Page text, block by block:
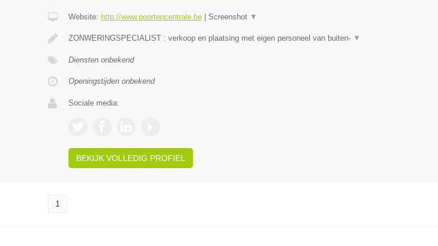
Website: http://www.poortencentrale.be| Screenshot ▼
ZONWERINGSPECIALIST : verkoop en plaatsing met eigen personeel van buiten- ▼
Diensten onbekend
Openingstijden onbekend
Sociale media:
BEKIJK VOLLEDIG PROFIEL
1